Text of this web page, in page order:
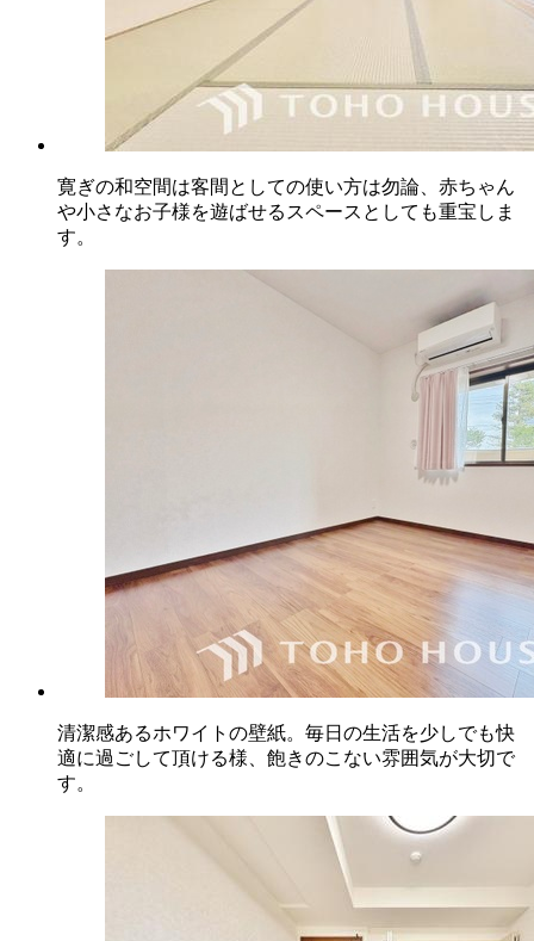
寛ぎの和空間は客間としての使い方は勿論、赤ちゃん
や小さなお子様を遊ばせるスペースとしても重宝しま
す。
清潔感あるホワイトの壁紙。毎日の生活を少しでも快
適に過ごして頂ける様、飽きのこない雰囲気が大切で
す。